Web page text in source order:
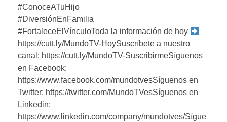
#ConoceATuHijo
#DiversiónEnFamilia
#FortaleceElVínculoToda la información de hoy
https://cutt.ly/MundoTV-HoySuscríbete a nuestro
canal: https://cutt.ly/MundoTV-SuscribirmeSíguenos
en Facebook:
https://www.facebook.com/mundotvesSíguenos en
Twitter: https://twitter.com/MundoTVesSíguenos en
Linkedin:
https://www.linkedin.com/company/mundotves/Sígue